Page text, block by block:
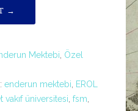
→
Mektebi Özel
enderun mektebi
EROL
üniversitesi fsm